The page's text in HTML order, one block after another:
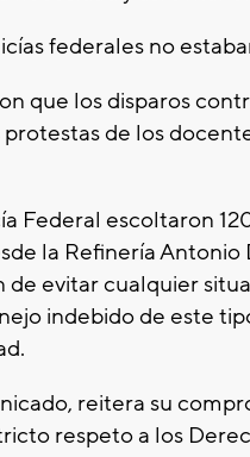
federales no
que los disparos
protestas de los
Federal escoltaron
la Refinería
de evitar cualquier
indebido de este
reitera su
respeto a los